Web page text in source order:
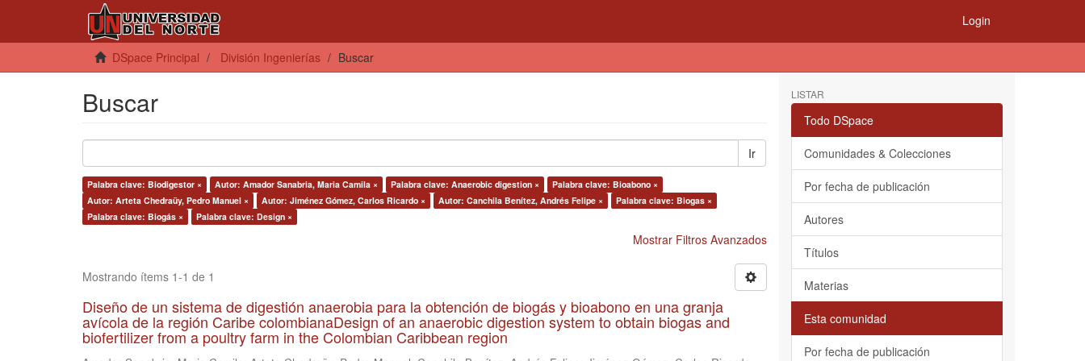
Login
DSpace Principal División Ingenierías Buscar
Buscar
Ir
Palabra clave: Biodigestor × Autor: Amador Sanabria, Maria Camila × Palabra clave: Anaerobic digestion ×
Palabra clave: Bioabono ×
Autor: Arteta Chedraüy, Pedro Manuel ×
Autor: Jiménez Gómez, Carlos Ricardo × Autor: Canchila Benítez, Andrés Felipe ×
Palabra clave: Biogas ×
Palabra clave: Biogás ×
Palabra clave: Design ×
Mostrar Filtros Avanzados
Mostrando ítems 1-1 de 1
Diseño de un sistema de digestión anaerobia para la obtención de biogás y bioabono en una granja
avícola de la región Caribe colombianaDesign of an anaerobic digestion system to obtain biogas and
biofertilizer from a poultry farm in the Colombian Caribbean region
LISTAR
Todo DSpace
Comunidades & Colecciones
Por fecha de publicación
Autores
Títulos
Materias
Esta comunidad
Por fecha de publicación